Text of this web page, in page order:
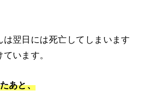
は翌日には死亡してしまいます
います。
あと、